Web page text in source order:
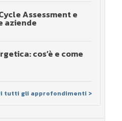
Assessment e
aziende
cos’è e come
tutti gli approfondimenti >